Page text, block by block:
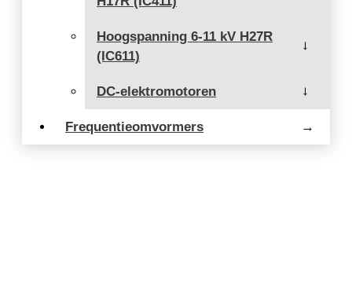
Hoogspanning 6-11 kV H27R
(IC611)
→
DC-elektromotoren →
Frequentieomvormers →